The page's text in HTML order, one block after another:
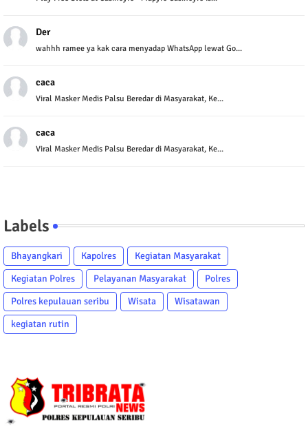
Der
wahhh ramee ya kak cara menyadap WhatsApp lewat Go...
caca
Viral Masker Medis Palsu Beredar di Masyarakat, Ke...
caca
Viral Masker Medis Palsu Beredar di Masyarakat, Ke...
Labels
Bhayangkari Kapolres
Kegiatan Masyarakat
Kegiatan Polres
Pelayanan Masyarakat
Polres
Polres kepulauan seribu
Wisata
Wisatawan
kegiatan rutin